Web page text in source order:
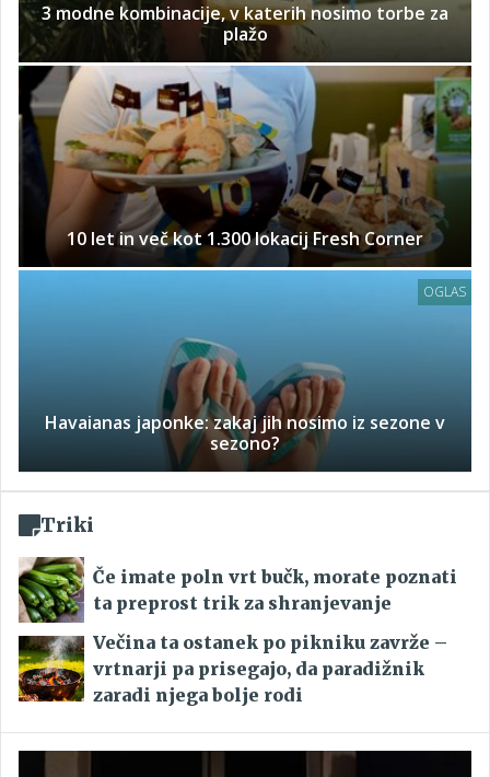
3 modne kombinacije, v katerih nosimo torbe za
plažo
10 let in več kot 1.300 lokacij Fresh Corner
OGLAS
Havaianas japonke: zakaj jih nosimo iz sezone v
sezono?
Triki
Če imate poln vrt bučk, morate poznati
ta preprost trik za shranjevanje
Večina ta ostanek po pikniku zavrže –
vrtnarji pa prisegajo, da paradižnik
zaradi njega bolje rodi